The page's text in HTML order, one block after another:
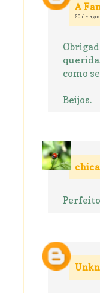
A
20 de
como
Beijos.
chica